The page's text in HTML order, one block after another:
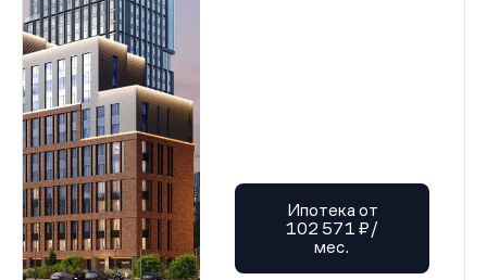
Ипотека от
102 571 ₽/
мес.